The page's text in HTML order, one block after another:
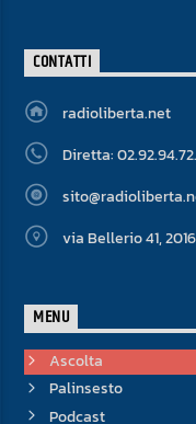
CONTATTI
radioliberta.net
Diretta:
via Bellerio 41,
MENU
Ascolta
Palinsesto
Podcast